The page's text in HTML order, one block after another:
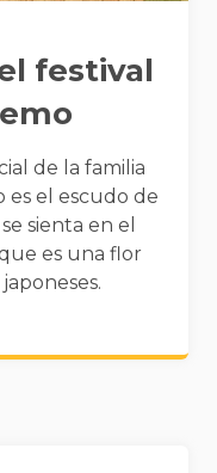
festival
de la familia
es el escudo de
sienta en el
es una flor